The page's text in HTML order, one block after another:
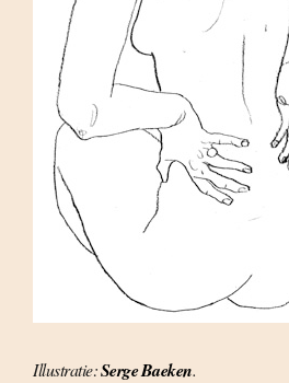
Illustratie:Serge Baeken.